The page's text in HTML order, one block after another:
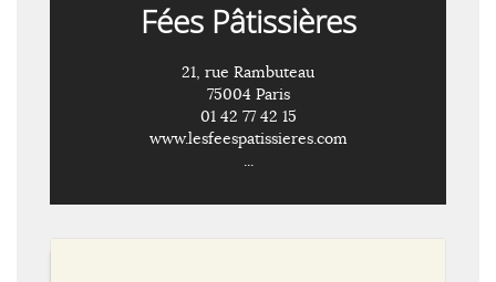
Fées Pâtissières
21, rue Rambuteau
75004 Paris
01 42 77 42 15
www.lesfeespatissieres.com
...